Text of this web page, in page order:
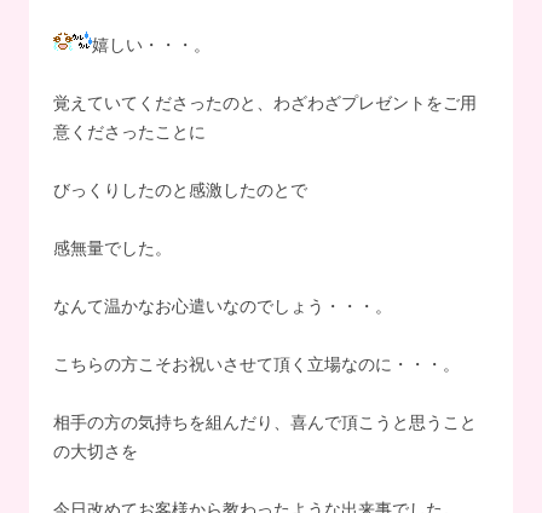
嬉しい・・・。
覚えていてくださったのと、わざわざプレゼントをご用
意くださったことに
びっくりしたのと感激したのとで
感無量でした。
なんて温かなお心遣いなのでしょう・・・。
こちらの方こそお祝いさせて頂く立場なのに・・・。
相手の方の気持ちを組んだり、喜んで頂こうと思うこと
の大切さを